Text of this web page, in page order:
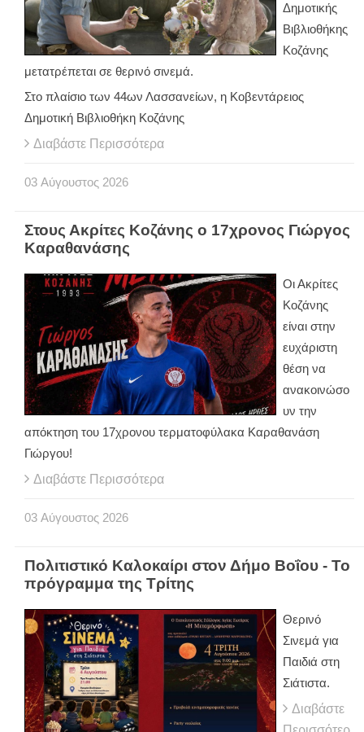
Δημοτικής
Βιβλιοθήκης
Κοζάνης
μετατρέπεται σε θερινό σινεμά.
Στο πλαίσιο των 44ων Λασσανείων, η Κοβεντάρειος
Δημοτική Βιβλιοθήκη Κοζάνης
Διαβάστε Περισσότερα
03 Αύγουστος 2026
Στους Ακρίτες Κοζάνης ο 17χρονος Γιώργος
Καραθανάσης
Οι Ακρίτες
Κοζάνης
είναι στην
ευχάριστη
θέση να
ανακοινώσο
υν την
απόκτηση του 17χρονου τερματοφύλακα Καραθανάση
Γιώργου!
Διαβάστε Περισσότερα
03 Αύγουστος 2026
Πολιτιστικό Καλοκαίρι στον Δήμο Βοΐου - Το
πρόγραμμα της Τρίτης
Θερινό
Σινεμά για
Παιδιά στη
Σιάτιστα.
Διαβάστε